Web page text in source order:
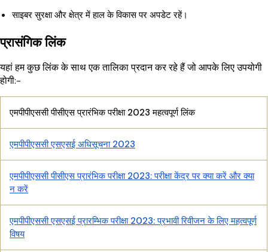
साइबर सुरक्षा और क्षेत्र में हाल के विकास पर अपडेट रहें।
प्रासंगिक लिंक
यहां हम कुछ लिंक के साथ एक तालिका प्रदान कर रहे हैं जो आपके लिए उपयोगी
होगी:-
एमपीपीएससी पीसीएस प्रारंभिक परीक्षा 2023 महत्वपूर्ण लिंक
एमपीपीएससी एसएसई अधिसूचना 2023
एमपीपीएससी पीसीएस प्रारंभिक परीक्षा 2023: परीक्षा केंद्र पर क्या करें और क्या
न करें
एमपीपीएससी एसएसई प्रारम्भिक परीक्षा 2023: प्रभावी रिवीजन के लिए महत्वपूर्ण
विषय